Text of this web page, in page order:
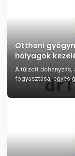
Otthoni
hólyagok
A túlzott dohányzás,
fogyasztása, egyes